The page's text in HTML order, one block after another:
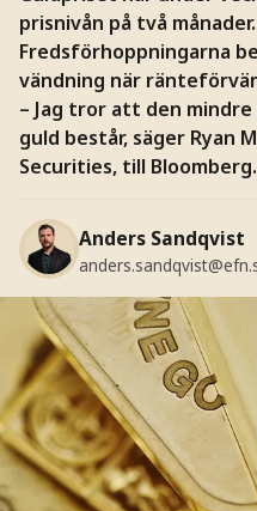
prisnivån på två månader.
Fredsförhoppningarna
vändning när
– Jag tror att den
guld består, säger Ryan
Securities, till Bloomberg.
Anders Sandqvist